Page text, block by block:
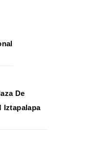
De
Iztapalapa